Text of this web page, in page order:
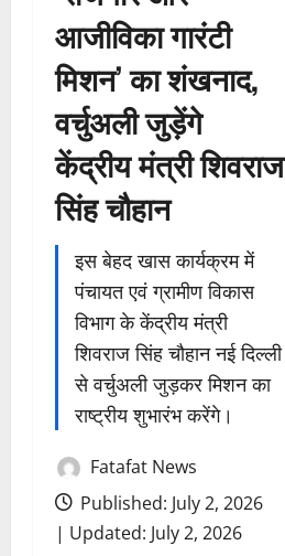
आजीविका गारंटी
मिशन’ का शंखनाद,
वर्चुअली जुड़ेंगे
केंद्रीय मंत्री शिवराज
सिंह चौहान
इस बेहद खास कार्यक्रम में
पंचायत एवं ग्रामीण विकास
विभाग के केंद्रीय मंत्री
शिवराज सिंह चौहान नई दिल्ली
से वर्चुअली जुड़कर मिशन का
राष्ट्रीय शुभारंभ करेंगे।
Fatafat News
Published: July 2, 2026
| Updated: July 2, 2026